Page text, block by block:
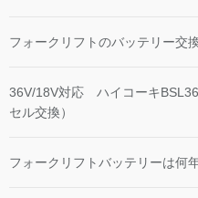
フォークリフトのバッテリー交
36V/18V対応 ハイコーキ
セル交換）
フォークリフトバッテリーは何